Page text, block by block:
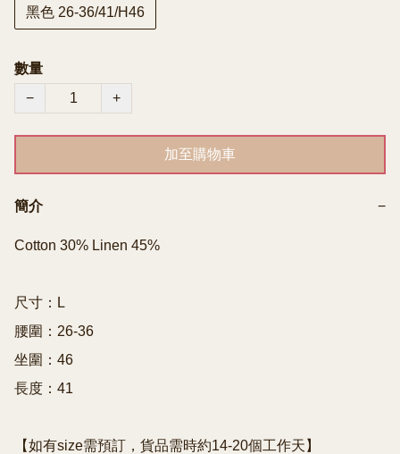
黑色 26-36/41/H46
數量
−
+
加至購物車
簡介 −
Cotton 30% Linen 45%
尺寸：L
腰圍：26-36
坐圍：46
長度：41
【如有size需預訂，貨品需時約14-20個工作天】